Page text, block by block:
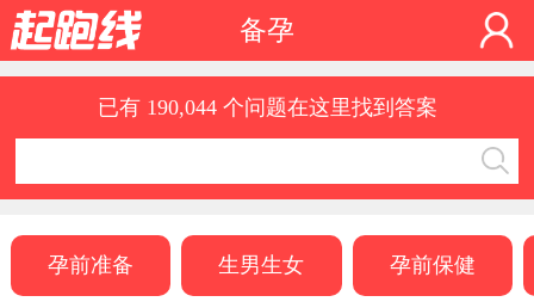
备孕
已有 190,044 个问题在这里找到答案
孕前准备 生男生女 孕前保健